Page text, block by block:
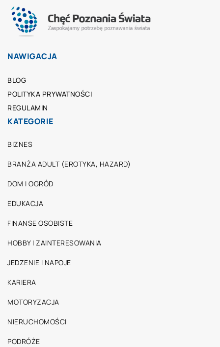
NAWIGACJA
BLOG
POLITYKA PRYWATNOŚCI
REGULAMIN
KATEGORIE
BIZNES
BRANŻA ADULT (EROTYKA, HAZARD)
DOM I OGRÓD
EDUKACJA
FINANSE OSOBISTE
HOBBY I ZAINTERESOWANIA
JEDZENIE I NAPOJE
KARIERA
MOTORYZACJA
NIERUCHOMOŚCI
PODRÓŻE